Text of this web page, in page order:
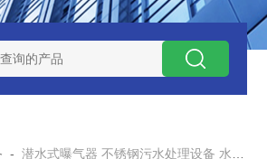
式刮泥机选型 周边传动半桥式刮泥机
-潜水式曝气器 不锈钢污水处理设备 水处理用 兰江水